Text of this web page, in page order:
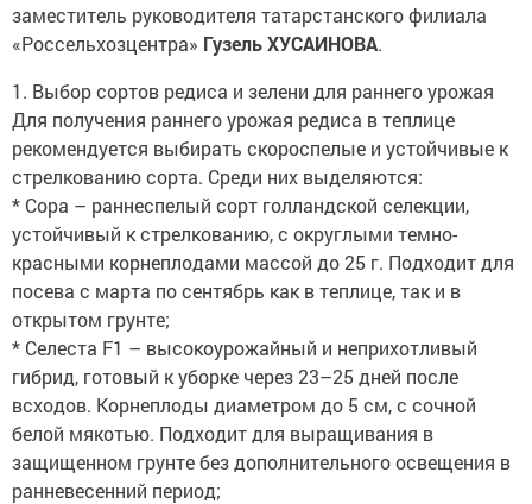
заместитель руководителя татарстанского филиала
«Россельхозцентра» Гузель ХУСАИНОВА.
1. Выбор сортов редиса и зелени для раннего урожая
Для получения раннего урожая редиса в теплице
рекомендуется выбирать скороспелые и устойчивые к
стрелкованию сорта. Среди них выделяются:
* Сора – раннеспелый сорт голландской селекции,
устойчивый к стрелкованию, с округлыми темно-
красными корнеплодами массой до 25 г. Подходит для
посева с марта по сентябрь как в теплице, так и в
открытом грунте;
* Селеста F1 – высокоурожайный и неприхотливый
гибрид, готовый к уборке через 23–25 дней после
всходов. Корнеплоды диаметром до 5 см, с сочной
белой мякотью. Подходит для выращивания в
защищенном грунте без дополнительного освещения в
ранневесенний период;